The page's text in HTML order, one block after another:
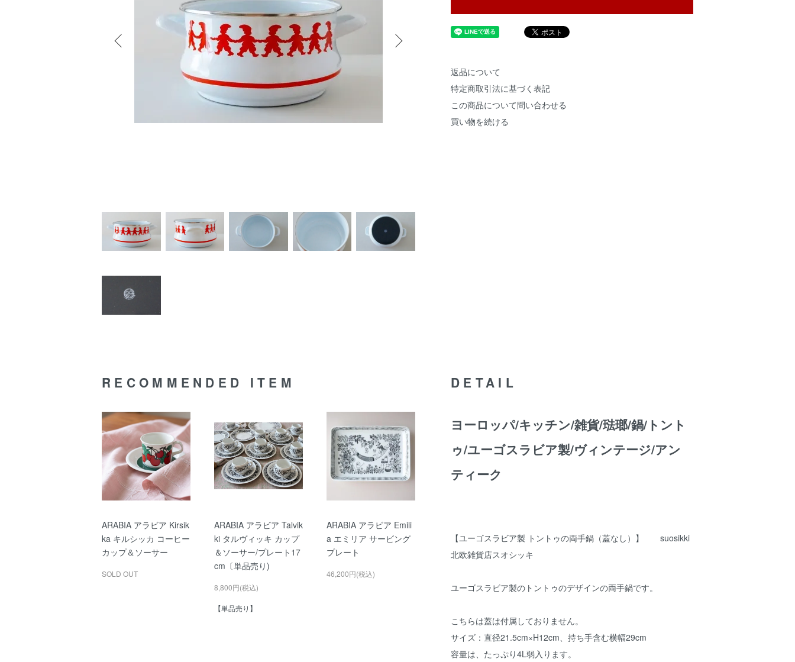
返品について
特定商取引法に基づく表記
この商品について問い合わせる
買い物を続ける
DETAIL
ヨーロッパ/キッチン/雑貨/琺瑯/鍋/トント
ゥ/ユーゴスラビア製/ヴィンテージ/アン
ティーク
【ユーゴスラビア製 トントゥの両手鍋（蓋なし）】 suosikki
北欧雑貨店スオシッキ
ユーゴスラビア製のトントゥのデザインの両手鍋です。
こちらは蓋は付属しておりません。
サイズ：直径21.5cm×H12cm、持ち手含む横幅29cm
容量は、たっぷり4L弱入ります。
RECOMMENDED ITEM
ARABIA アラビア Kirsik
ka キルシッカ コーヒー
カップ＆ソーサー
SOLD OUT
ARABIA アラビア Talvik
ki タルヴィッキ カップ
＆ソーサー/プレート17
cm〔単品売り)
8,800円(税込)
【単品売り】
ARABIA アラビア Emili
a エミリア サービング
プレート
46,200円(税込)